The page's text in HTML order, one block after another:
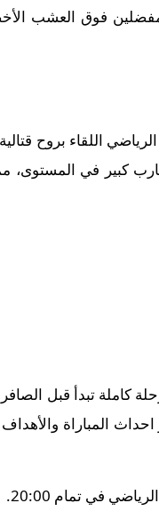
المفضلين فوق العشب
الرياضي اللقاء بروح
كبير في المستوى،
كاملة تبدأ قبل
المباراة
في تمام 20:00.